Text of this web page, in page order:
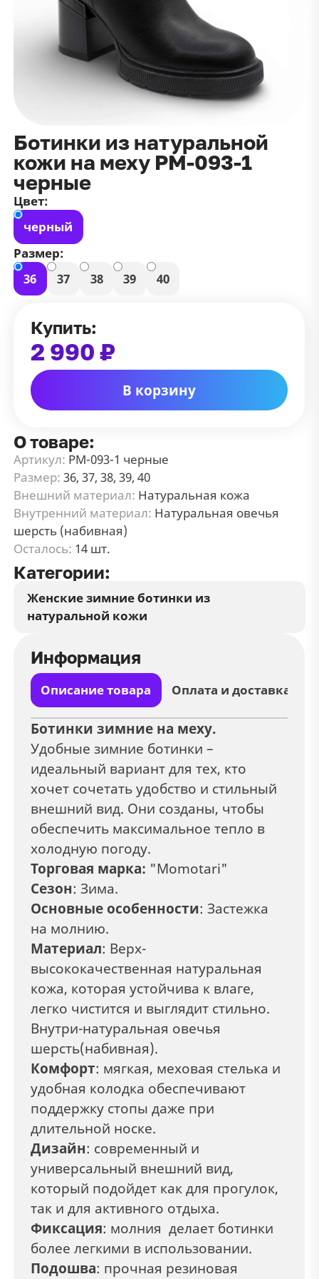
Ботинки из натуральной
кожи на меху РМ-093-1
черные
Цвет:
черный
Размер:
36
37 38 39 40
Купить:
2 990 ₽
В корзину
О товаре:
Артикул: РМ-093-1 черные
Размер: 36, 37, 38, 39, 40
Внешний материал: Натуральная кожа
Внутренний материал: Натуральная овечья
шерсть (набивная)
Осталось: 14 шт.
Категории:
Женские зимние ботинки из
натуральной кожи
Информация
Описание товара Оплата и доставка
Ботинки зимние на меху.
Удобные зимние ботинки –
идеальный вариант для тех, кто
хочет сочетать удобство и стильный
внешний вид. Они созданы, чтобы
обеспечить максимальное тепло в
холодную погоду.
Торговая марка: "Momotari"
Сезон: Зима.
Основные особенности: Застежка
на молнию.
Материал: Верх-
высококачественная натуральная
кожа, которая устойчива к влаге,
легко чистится и выглядит стильно.
Внутри-натуральная овечья
шерсть(набивная).
Комфорт: мягкая, меховая стелька и
удобная колодка обеспечивают
поддержку стопы даже при
длительной носке.
Дизайн: современный и
универсальный внешний вид,
который подойдет как для прогулок,
так и для активного отдыха.
Фиксация: молния делает ботинки
более легкими в использовании.
Подошва: прочная резиновая
данныхи публичной оффертой
Зарегистрироваться
100 ₽
Белый
42